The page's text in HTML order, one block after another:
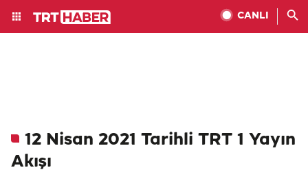
CANLI
12 Nisan 2021 Tarihli TRT 1 Yayın
Akışı